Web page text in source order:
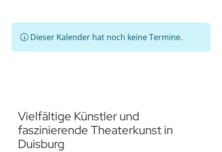
Dieser Kalender hat noch keine Termine.
Vielfältige Künstler und
faszinierende Theaterkunst in
Duisburg